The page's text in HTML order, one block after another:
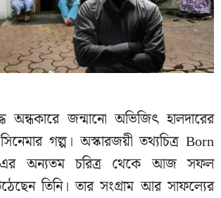
অন্ধকারে জন্মানো অভিজিৎ হালদারের
গল্প। অস্কারজয়ী তথ্যচিত্র Born
এর অন্যতম চরিত্র থেকে আজ সফল
তিনি। তার সংগ্রাম আর সাফল্যের